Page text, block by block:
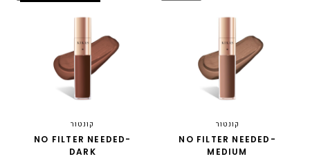
קונטור
NO FILTER NEEDED-
MEDIUM
קונטור
NO FILTER NEEDED-
DARK